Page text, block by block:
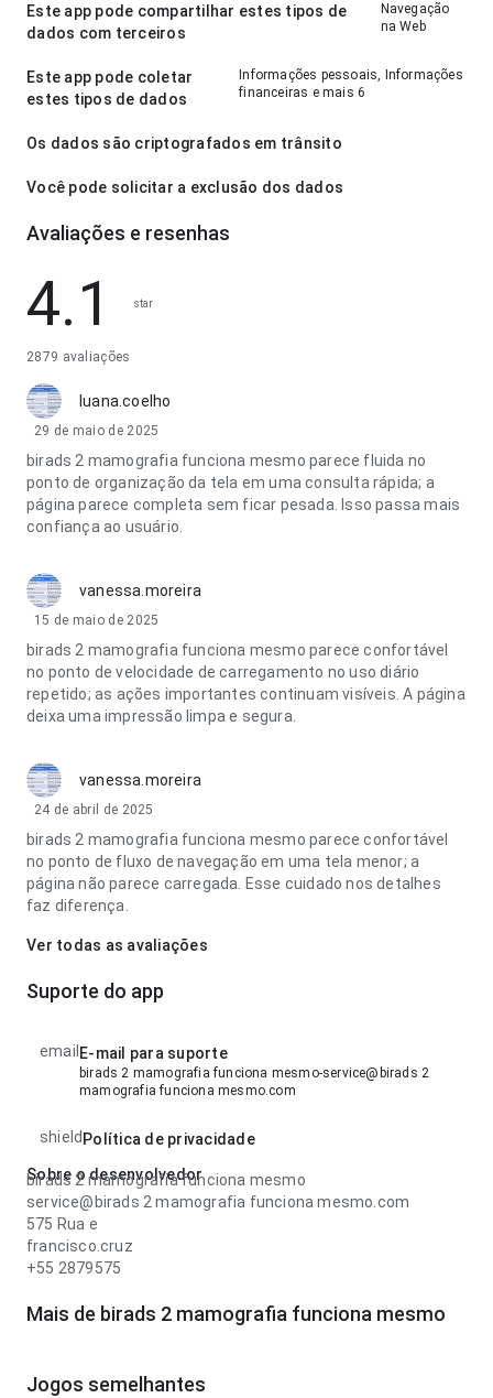
Este app pode compartilhar estes tipos de
dados com terceiros
Navegação
na Web
Este app pode coletar
estes tipos de dados
Informações pessoais, Informações
financeiras e mais 6
Os dados são criptografados em trânsito
Você pode solicitar a exclusão dos dados
Avaliações e resenhas
4.1 star
2879 avaliações
luana.coelho
29 de maio de 2025
birads 2 mamografia funciona mesmo parece fluida no
ponto de organização da tela em uma consulta rápida; a
página parece completa sem ficar pesada. Isso passa mais
confiança ao usuário.
vanessa.moreira
15 de maio de 2025
birads 2 mamografia funciona mesmo parece confortável
no ponto de velocidade de carregamento no uso diário
repetido; as ações importantes continuam visíveis. A página
deixa uma impressão limpa e segura.
vanessa.moreira
24 de abril de 2025
birads 2 mamografia funciona mesmo parece confortável
no ponto de fluxo de navegação em uma tela menor; a
página não parece carregada. Esse cuidado nos detalhes
faz diferença.
Ver todas as avaliações
Suporte do app
email E-mail para suporte
birads 2 mamografia funciona mesmo-service@birads 2
mamografia funciona mesmo.com
shield Política de privacidade
Sobre o desenvolvedor
birads 2 mamografia funciona mesmo
service@birads 2 mamografia funciona mesmo.com
575 Rua e
francisco.cruz
+55 2879575
Mais de birads 2 mamografia funciona mesmo
Jogos semelhantes